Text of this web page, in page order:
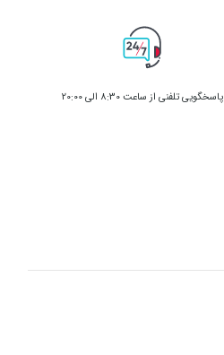
پاسخگویی تلفنی از ساعت 8:30 الی 20:00